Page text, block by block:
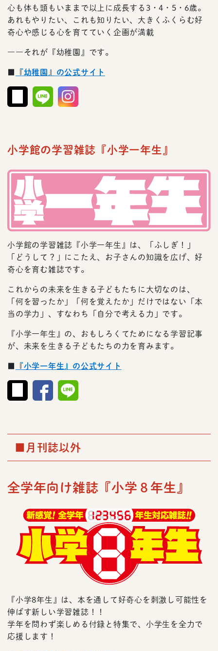
心も体も頭もいままで以上に成長する3・4・5・6歳。
あれもやりたい、これも知りたい、大きくふくらむ好
奇心や感じる心を育てていく企画が満載
――それが『幼稚園』です。
『幼稚園』の公式サイト
小学館の学習雑誌『小学一年生』
小学館の学習雑誌『小学一年生』は、「ふしぎ！」
「どうして？」にこたえ、お子さんの知識を広げ、好
奇心を育む雑誌です。
これからの未来を生きる子どもたちに大切なのは、
「何を習ったか」「何を覚えたか」だけではない「本
当の学力」、すなわち「自分で考える力」です。
『小学一年生』の、おもしろくてためになる学習記事
が、未来を生きる子どもたちの力を育みます。
■ 『小学一年生』の公式サイト
■月刊誌以外
全学年向け雑誌『小学８年生』
『小学8年生』は、本を通して好奇心を刺激し可能性を
伸ばす新しい学習雑誌！！
学年を問わず楽しめる付録と特集で、小学生を全力で
応援します！